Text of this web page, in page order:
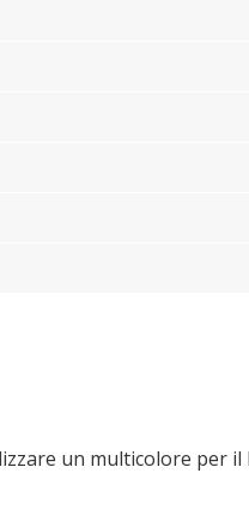
un multicolore per